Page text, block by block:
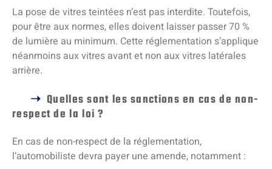
La pose de vitres teintées n’est pas interdite. Toutefois,
pour être aux normes, elles doivent laisser passer 70 %
de lumière au minimum. Cette réglementation s’applique
néanmoins aux vitres avant et non aux vitres latérales
arrière.
Quelles sont les sanctions en cas de non-
respect de la loi ?
En cas de non-respect de la réglementation,
l’automobiliste devra payer une amende, notamment :